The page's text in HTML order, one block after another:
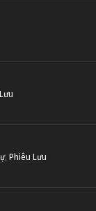
, Phiêu Lưu